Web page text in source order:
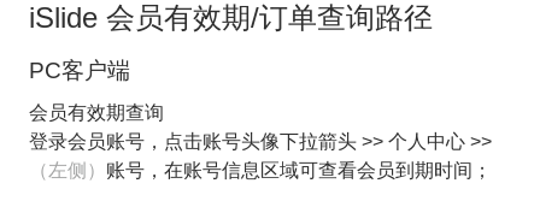
iSlide 会员有效期/订单查询路径
PC客户端
会员有效期查询
登录会员账号，点击账号头像下拉箭头 >> 个人中心 >>
（左侧） 账号，在账号信息区域可查看会员到期时间；